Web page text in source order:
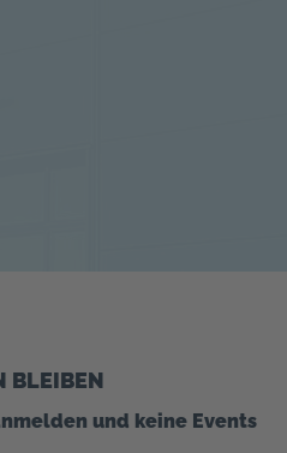
BLEIBEN
und keine Events